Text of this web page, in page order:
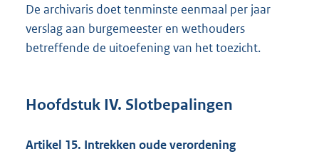
De archivaris doet tenminste eenmaal per jaar
verslag aan burgemeester en wethouders
betreffende de uitoefening van het toezicht.
Hoofdstuk IV. Slotbepalingen
Artikel 15. Intrekken oude verordening